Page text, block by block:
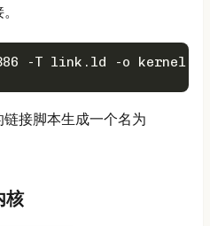
-T link.ld -o kernel
接脚本生成一个名为
核